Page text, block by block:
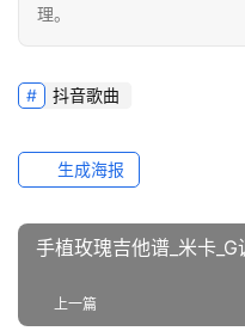
理。
抖音歌曲
生成海报
手植玫瑰吉他谱_米卡
上一篇